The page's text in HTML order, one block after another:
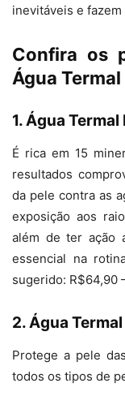
inevitáveis e
Confira os
Água
1. Água
É rica em 15
resultados
da pele contra as
exposição aos
além de ter ação
essencial na
sugerido: R$64,90
2. Água
Protege a pele
todos os tipos de